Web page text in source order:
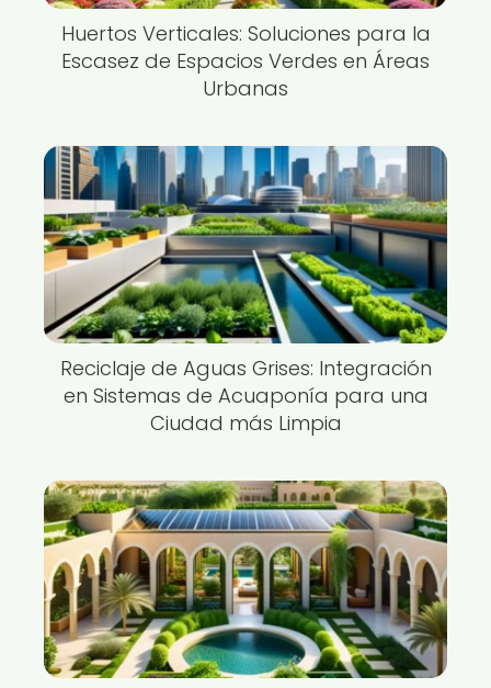
Huertos Verticales: Soluciones para la
Escasez de Espacios Verdes en Áreas
Urbanas
Reciclaje de Aguas Grises: Integración
en Sistemas de Acuaponía para una
Ciudad más Limpia